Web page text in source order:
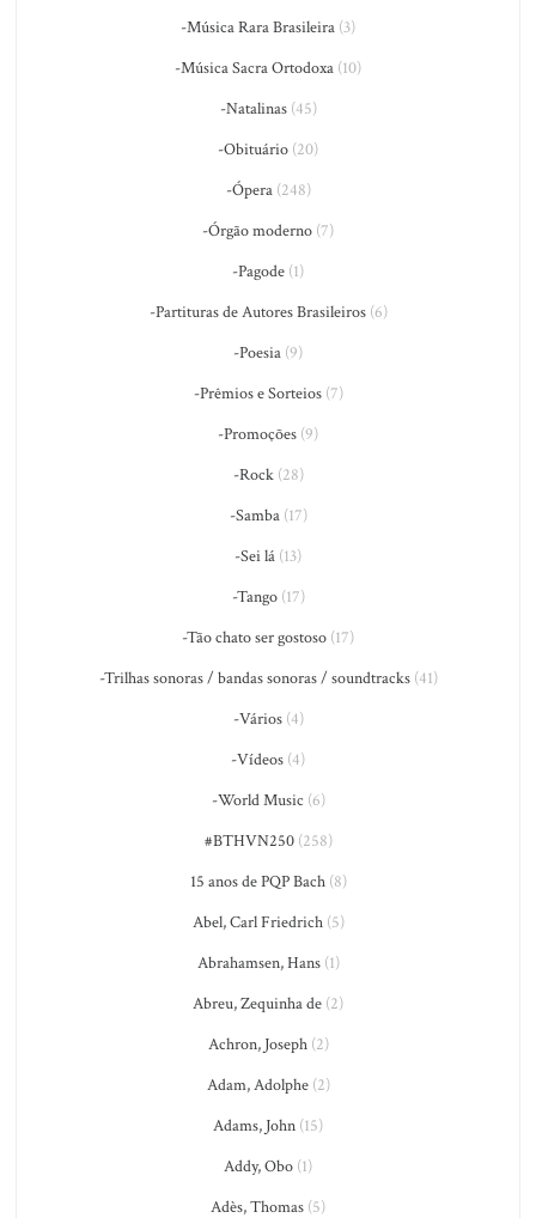
-Música Rara Brasileira (3)
-Música Sacra Ortodoxa (10)
-Natalinas(45)
-Obituário (20)
-Ópera(248)
-Órgão moderno (7)
-Pagode (1)
-Partituras de Autores Brasileiros(6)
-Poesia (9)
-Prêmios e Sorteios(7)
-Promoções (9)
-Rock(28)
-Samba(17)
-Sei lá (13)
-Tango(17)
-Tão chato ser gostoso (17)
-Trilhas sonoras / bandas sonoras / soundtracks(41)
-Vários(4)
-Vídeos (4)
-World Music (6)
#BTHVN250(258)
15 anos de PQP Bach(8)
Abel, Carl Friedrich(5)
Abrahamsen, Hans(1)
Abreu, Zequinha de (2)
Achron, Joseph(2)
Adam, Adolphe(2)
Adams, John (15)
Addy, Obo (1)
Adès, Thomas (5)